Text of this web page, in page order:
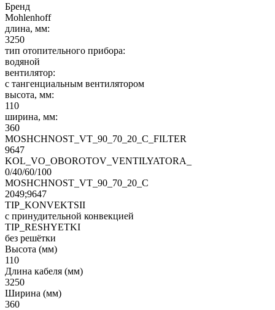
Бренд
Mohlenhoff
длина, мм:
3250
тип отопительного прибора:
водяной
вентилятор:
с тангенциальным вентилятором
высота, мм:
110
ширина, мм:
360
MOSHCHNOST_VT_90_70_20_C_FILTER
9647
KOL_VO_OBOROTOV_VENTILYATORA_
0/40/60/100
MOSHCHNOST_VT_90_70_20_C
2049;9647
TIP_KONVEKTSII
с принудительной конвекцией
TIP_RESHYETKI
без решётки
Высота (мм)
110
Длина кабеля (мм)
3250
Ширина (мм)
360